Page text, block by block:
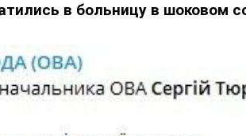
в больницу в шоковом